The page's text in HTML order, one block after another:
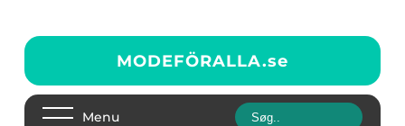
MODEFÖRALLA.se
Menu